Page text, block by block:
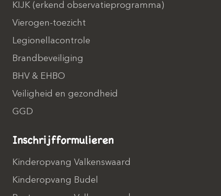
KIJK (erkend observatieprogramma)
Vierogen-toezicht
Legionellacontrole
Brandbeveiliging
BHV & EHBO
Veiligheid en gezondheid
GGD
Inschrijfformulieren
Kinderopvang Valkenswaard
Kinderopvang Budel